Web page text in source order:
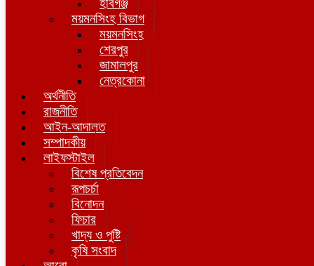
হবিগঞ্জ
ময়মনসিংহ বিভাগ
ময়মনসিংহ
শেরপুর
জামালপুর
নেত্রকোনা
অর্থনীতি
রাজনীতি
আইন-আদালত
সম্পাদকীয়
লাইফস্টাইল
বিশেষ প্রতিবেদন
রূপচর্চা
বিনোদন
ফিচার
খাদ্য ও পুষ্টি
কৃষি সংবাদ